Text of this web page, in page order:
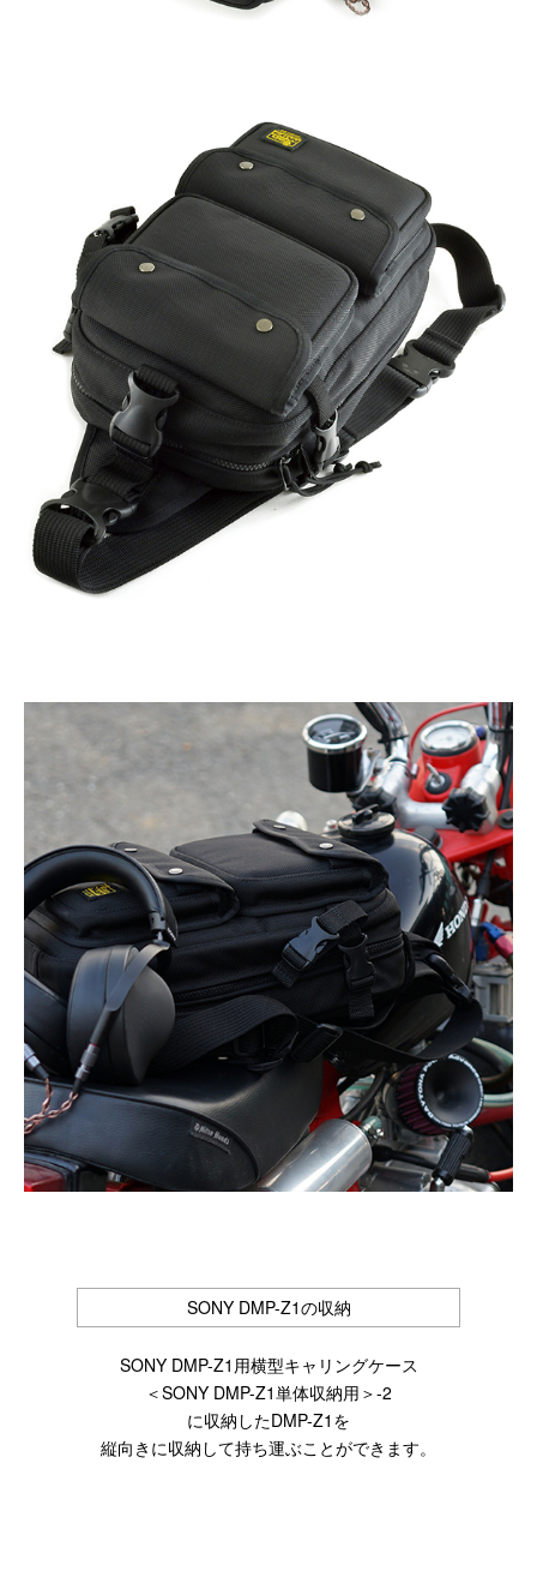
SONY DMP-Z1の収納
SONY DMP-Z1用横型キャリングケース
＜SONY DMP-Z1単体収納用＞-2
に収納したDMP-Z1を
縦向きに収納して持ち運ぶことができます。